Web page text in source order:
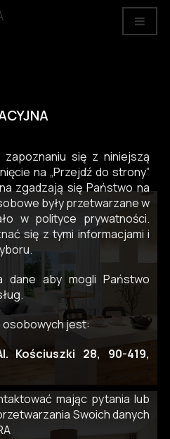
ul. Częstochowska /
się z niniejszą
na „Przejdź do strony”
zgadzają się Państwo na
były przetwarzane w
w polityce prywatności.
się z tymi informacjami i
dane aby mogli Państwo
osobowych jest:
Al. Kościuszki 28, 90-419,
mając pytania lub
Swoich danych